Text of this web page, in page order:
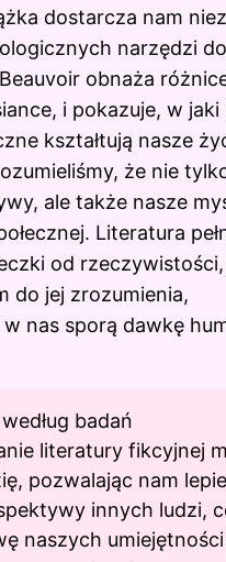
dostarcza nam
narzędzi do
obnaża
i pokazuje, w jaki
kształtują nasze
że nie
ale także nasze
Literatura
od rzeczywistości,
do jej zrozumienia,
nas sporą dawkę
badań
literatury fikcyjnej
pozwalając nam
innych ludzi,
naszych umiejętności